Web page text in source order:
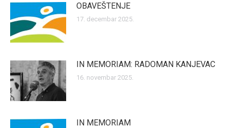
OBAVEŠTENJE
17. decembar 2025.
IN MEMORIAM: RADOMAN KANJEVAC
16. novembar 2025.
IN MEMORIAM